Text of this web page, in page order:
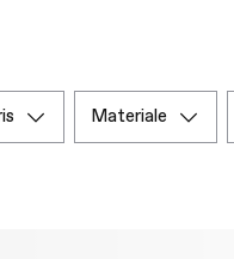
materiale